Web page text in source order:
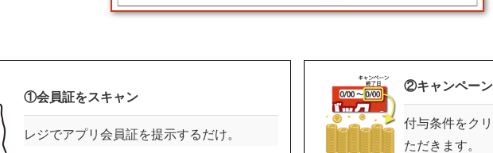
①会員証をスキャン
レジでアプリ会員証を提示するだけ。
②キャンペー
付与条件をク
ただきます。